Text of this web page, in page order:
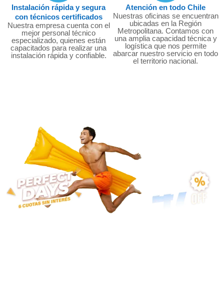
Instalación rápida y segura
con técnicos certificados
Nuestra empresa cuenta con el
mejor personal técnico
especializado, quienes están
capacitados para realizar una
instalación rápida y confiable.
Atención en todo Chile
Nuestras oficinas se encuentran
ubicadas en la Región
Metropolitana. Contamos con
una amplia capacidad técnica y
logística que nos permite
abarcar nuestro servicio en todo
el territorio nacional.